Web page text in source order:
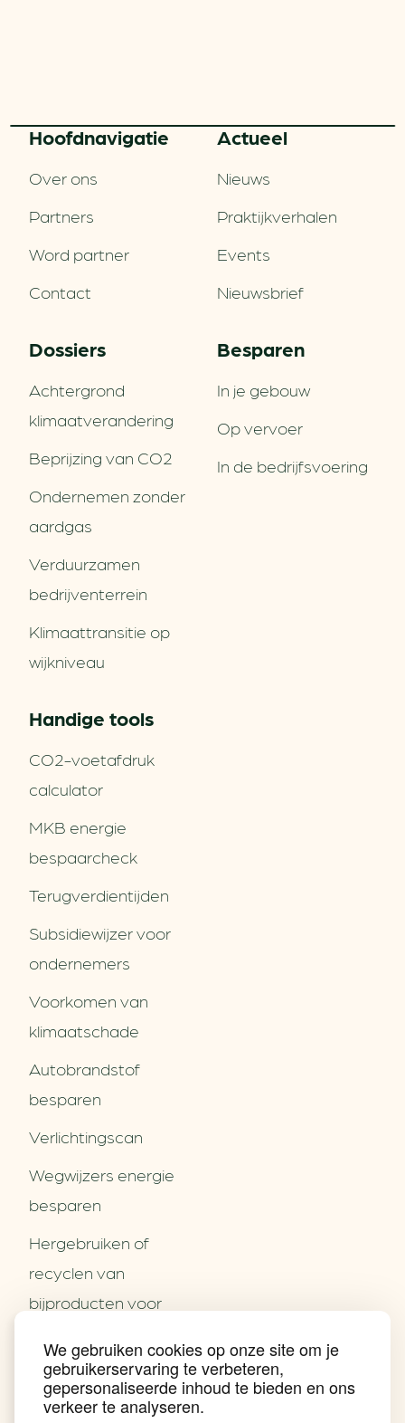
We gebruiken cookies op onze site om je
gebruikerservaring te verbeteren,
gepersonaliseerde inhoud te bieden en ons
verkeer te analyseren.
Partners
Contact
Nieuws
Praktijkverhalen
Events
Nieuwsbrief
Hoofd­navigatie
Over ons
Partners
Word partner
Contact
Actueel
Nieuws
Praktijkverhalen
Events
Nieuwsbrief
Dossiers
Achtergrond
klimaatverandering
Beprijzing van CO2
Ondernemen zonder
aardgas
Verduurzamen
bedrijventerrein
Klimaattransitie op
wijkniveau
Besparen
In je gebouw
Op vervoer
In de bedrijfsvoering
Handige tools
CO2-voetafdruk
calculator
MKB energie
bespaarcheck
Terugverdien­tijden
Subsidiewijzer voor
ondernemers
Voorkomen van
klimaatschade
Autobrandstof
besparen
Verlichtingscan
Wegwijzers energie
besparen
Hergebruiken of
recyclen van
bijproducten voor
Energie besparen op
uw PC